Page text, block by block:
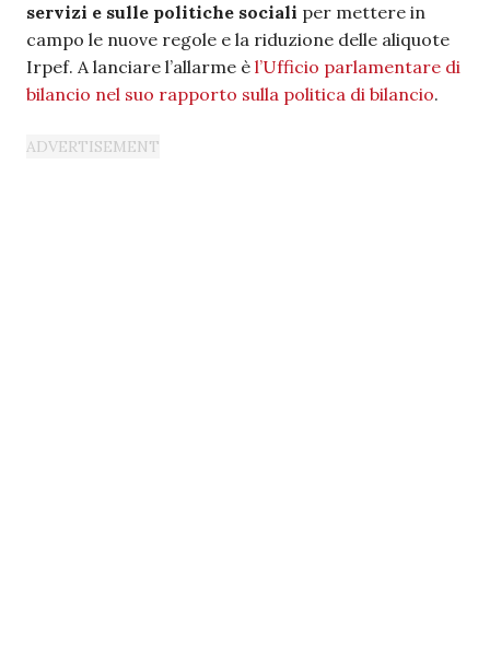
servizi e sulle politiche sociali per mettere in
campo le nuove regole e la riduzione delle aliquote
Irpef. A lanciare l’allarme è l’Ufficio parlamentare di
bilancio nel suo rapporto sulla politica di bilancio.